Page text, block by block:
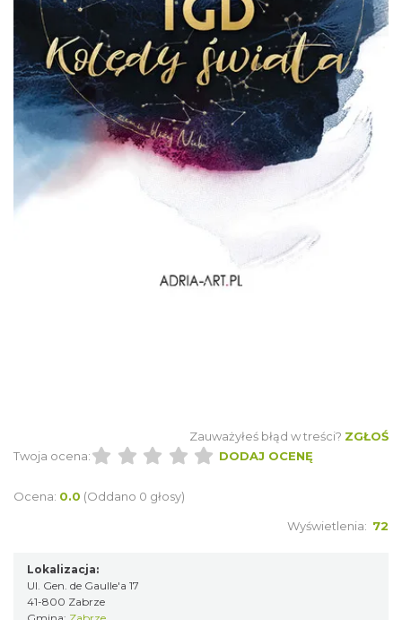
Śląsko Wilijo
Chorzów
12.70 km
2026-08-03
Kult – Pomarańczowa Trasa 2026
Zauważyłeś błąd w treści? ZGŁOŚ
Twoja ocena:
DODAJ OCENĘ
Ocena: 0.0 (Oddano 0 głosy)
Wyświetlenia: 72
Lokalizacja:
Ul. Gen. de Gaulle'a 17
41-800 Zabrze